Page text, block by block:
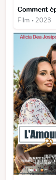
Film • 2023